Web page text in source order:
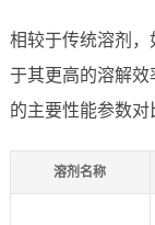
相较于传统溶剂
于其更高的溶解
的主要性能参数对
溶剂名称